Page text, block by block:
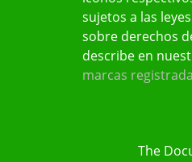
sujetos a las
sobre derechos
describe en
marcas
The